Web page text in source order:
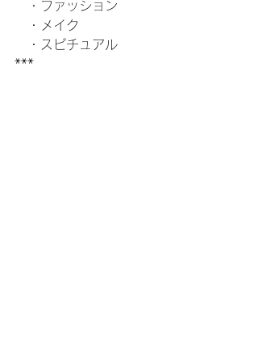
・ファッション
・メイク
・スピチュアル
***